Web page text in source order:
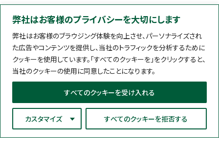
弊社はお客様のプライバシーを大切にします
弊社はお客様のブラウジング体験を向上させ、パーソナライズされ
た広告やコンテンツを提供し、当社のトラフィックを分析するために
クッキーを使用しています。「すべてのクッキーを」をクリックすると、
当社のクッキーの使用に同意したことになります。
カスタマイズ すべてのクッキーを拒否する
すべてのクッキーを受け入れる